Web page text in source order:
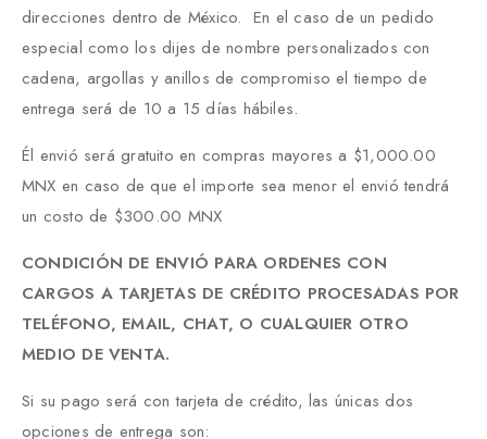
direcciones dentro de México. En el caso de un pedido
especial como los dijes de nombre personalizados con
cadena, argollas y anillos de compromiso el tiempo de
entrega será de 10 a 15 días hábiles.
Él envió será gratuito en compras mayores a $1,000.00
MNX en caso de que el importe sea menor el envió tendrá
un costo de $300.00 MNX
CONDICIÓN DE ENVIÓ PARA ORDENES CON
CARGOS A TARJETAS DE CRÉDITO PROCESADAS POR
TELÉFONO, EMAIL, CHAT, O CUALQUIER OTRO
MEDIO DE VENTA.
Si su pago será con tarjeta de crédito, las únicas dos
opciones de entrega son: